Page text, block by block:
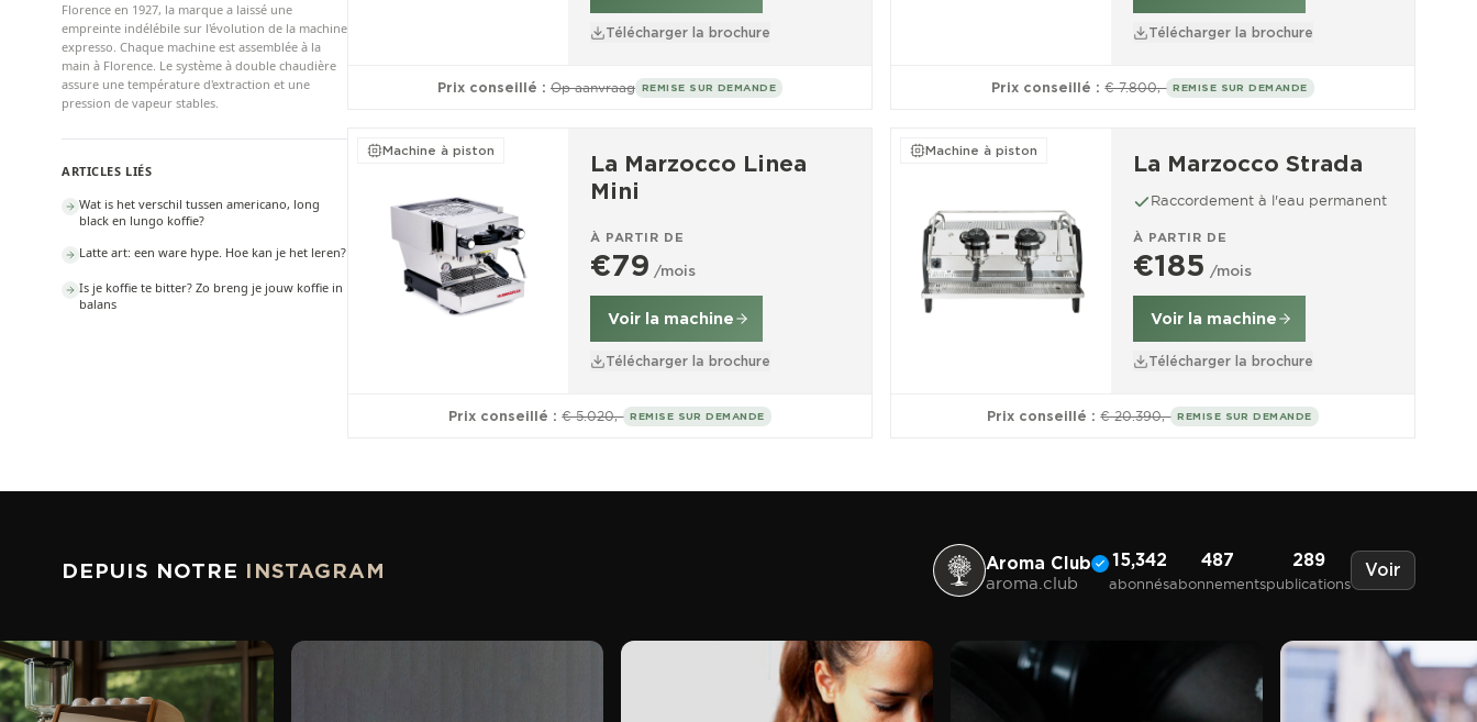
Florence en 1927, la marque a laissé une
empreinte indélébile sur l'évolution de la machine
expresso. Chaque machine est assemblée à la
main à Florence. Le système à double chaudière
assure une température d'extraction et une
pression de vapeur stables.
ARTICLES LIÉS
Wat is het verschil tussen americano, long
black en lungo koffie?
Latte art: een ware hype. Hoe kan je het leren?
Is je koffie te bitter? Zo breng je jouw koffie in
balans
Télécharger la brochure
Prix conseillé : Op aanvraag REMISE SUR DEMANDE
Télécharger la brochure
Prix conseillé : € 7.800,- REMISE SUR DEMANDE
Machine à piston
La Marzocco Linea
Mini
À PARTIR DE
€79 /mois
Voir la machine
Télécharger la brochure
Prix conseillé : € 5.020,- REMISE SUR DEMANDE
Machine à piston
La Marzocco Strada
Raccordement à l'eau permanent
À PARTIR DE
€185 /mois
Voir la machine
Télécharger la brochure
Prix conseillé : € 20.390,- REMISE SUR DEMANDE
DEPUIS NOTRE INSTAGRAM Aroma Club
aroma.club
15,342
abonnés
487
abonnements
289
publications
Voir